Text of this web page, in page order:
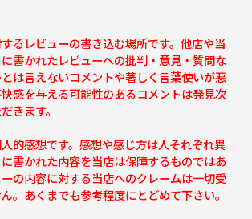
るレビューの書き込む場所です。他店や当
書かれたレビューへの批判・意見・質問な
は言えないコメントや著しく言葉使いが悪
感を与える可能性のあるコメントは発見次
きます。
的感想です。感想や感じ方は人それぞれ異
書かれた内容を当店は保障するものではあ
の内容に対する当店へのクレームは一切受
。あくまでも参考程度にとどめて下さい。